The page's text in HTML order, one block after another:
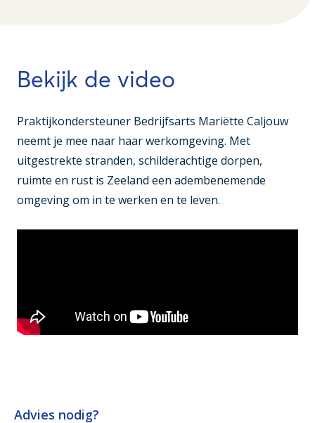
Bekijk de video
Praktijkondersteuner Bedrijfsarts Mariëtte Caljouw
neemt je mee naar haar werkomgeving. Met
uitgestrekte stranden, schilderachtige dorpen,
ruimte en rust is Zeeland een adembenemende
omgeving om in te werken en te leven.
Advies nodig?